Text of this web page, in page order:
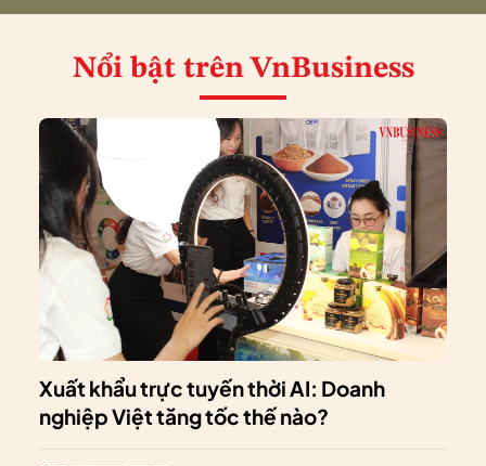
Nổi bật trên VnBusiness
Xuất khẩu trực tuyến thời AI: Doanh
nghiệp Việt tăng tốc thế nào?